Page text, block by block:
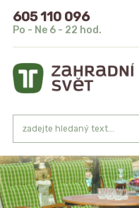
605 110 096
Po - Ne 6 - 22 hod.